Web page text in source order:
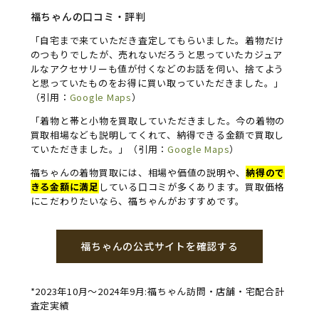
福ちゃんの口コミ・評判
「自宅まで来ていただき査定してもらいました。着物だけ
のつもりでしたが、売れないだろうと思っていたカジュア
ルなアクセサリーも値が付くなどのお話を伺い、捨てよう
と思っていたものをお得に買い取っていただきました。」
（引用： Google Maps）
「着物と帯と小物を買取していただきました。今の着物の
買取相場なども説明してくれて、納得できる金額で買取し
ていただきました。」（引用：Google Maps）
福ちゃんの着物買取には、相場や価値の説明や、納得ので
きる金額に満足 している口コミが多くあります。買取価格
にこだわりたいなら、福ちゃんがおすすめです。
福ちゃんの公式サイトを確認する
*2023年10月～2024年9月:福ちゃん訪問・店舗・宅配合計
査定実績